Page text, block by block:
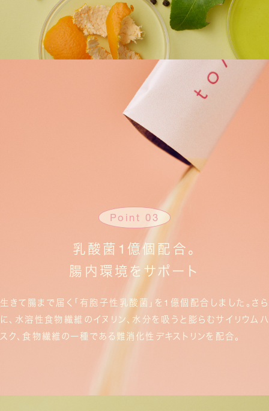
Point 03
乳酸菌1億個配合。
腸内環境をサポート
生きて腸まで届く「有胞子性乳酸菌」を1億個配合しました。 さら
に、水溶性食物繊維のイヌリン、水分を吸うと膨らむサイリウムハ
スク、 食物繊維の一種である難消化性デキストリンを配合。